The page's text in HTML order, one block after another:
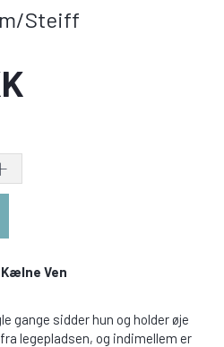
Steiff
Ven
gange sidder hun og holder øje
legepladsen, og indimellem er